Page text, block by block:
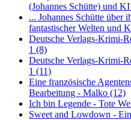
(Johannes Schütte) und
... Johannes Schütte über
fantastischer Welten und
Deutsche Verlags-Krimi-
1 (8)
Deutsche Verlags-Krimi-
1 (11)
Eine französische
Bearbeitung - Malko (12)
Ich bin Legende - Tote
Sweet and Lowdown -